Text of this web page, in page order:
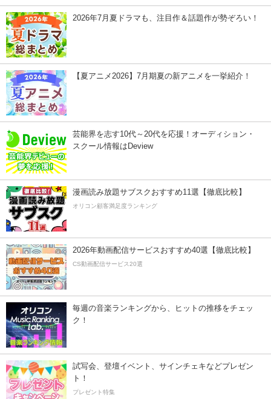
2026年7月夏ドラマも、注目作＆話題作が勢ぞろい！
【夏アニメ2026】7月期夏の新アニメを一挙紹介！
芸能界を志す10代～20代を応援！オーディション・
スクール情報はDeview
漫画読み放題サブスクおすすめ11選【徹底比較】
オリコン顧客満足度ランキング
2026年動画配信サービスおすすめ40選【徹底比較】
CS動画配信サービス20選
毎週の音楽ランキングから、ヒットの推移をチェッ
ク！
試写会、登壇イベント、サインチェキなどプレゼン
ト！
プレゼント特集